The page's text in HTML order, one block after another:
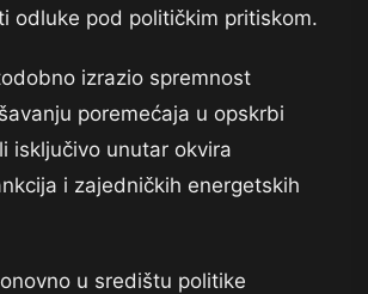
odluke pod političkim pritiskom.
izrazio spremnost
poremećaja u opskrbi
isključivo unutar okvira
i zajedničkih energetskih
u središtu politike